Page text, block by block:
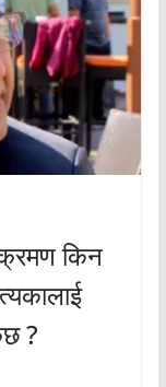
किन
?